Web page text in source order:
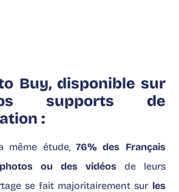
Buy, disponible sur
supports de
:
même étude, 76% des Français
ou des vidéosde leurs
se fait majoritairement sur les